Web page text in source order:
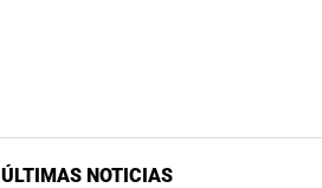
ÚLTIMAS NOTICIAS